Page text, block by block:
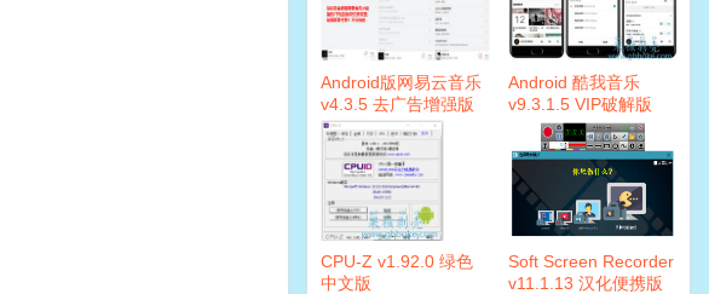
Android版网易云音乐
v4.3.5 去广告增强版
Android 酷我音乐
v9.3.1.5 VIP破解版
CPU-Z v1.92.0 绿色
中文版
Soft Screen Recorder
v11.1.13 汉化便携版